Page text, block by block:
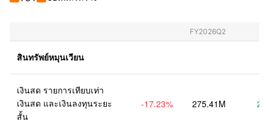
รายปี
FY2026Q2
สินทรัพย์หมุนเวียน
เงินสด รายการเทียบเท่า
เงินสด และเงินลงทุนระยะ
สั้น
-17.23% 275.41M